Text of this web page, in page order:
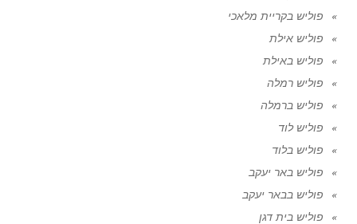
פוליש בקריית מלאכי
פוליש אילת
פוליש באילת
פוליש רמלה
פוליש ברמלה
פוליש לוד
פוליש בלוד
פוליש באר יעקב
פוליש בבאר יעקב
פוליש בית דגן